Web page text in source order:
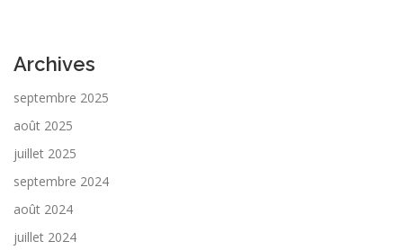
Archives
septembre 2025
août 2025
juillet 2025
septembre 2024
août 2024
juillet 2024